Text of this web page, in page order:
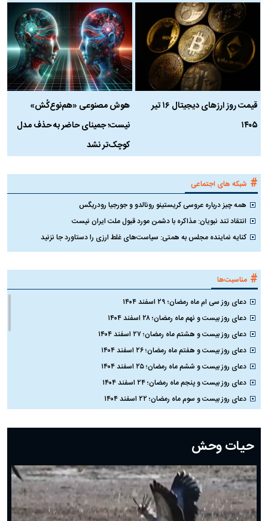
قیمت روز ارز‌های دیجیتال ۱۶ تیر
۱۴۰۵
هوش مصنوعی «هم‌نوع‌کُش»
نیست؛ جمینای حاضر به حذف مدل
کوچک‌تر نشد
# شبکه های اجتماعی
همه چیز درباره عروسی کریستینو رونالدو و جورجیا رودریگس
انتقاد تند نبویان: مذاکره با دشمن مورد قبول ملت ایران نیست
کنایه نماینده مجلس به همتی: سیاست‌های غلط ارزی را دستاورد جا نزنید
# مناسبت‌ها
دعای روز سی ام ماه رمضان؛ ۲۹ اسفند ۱۴۰۴
دعای روز بیست و نهم ماه رمضان؛ ۲۸ اسفند ۱۴۰۴
دعای روز بیست و هشتم ماه رمضان؛ ۲۷ اسفند ۱۴۰۴
دعای روز بیست و هفتم ماه رمضان؛ ۲۶ اسفند ۱۴۰۴
دعای روز بیست و ششم ماه رمضان؛ ۲۵ اسفند ۱۴۰۴
دعای روز بیست و پنجم ماه رمضان؛ ۲۴ اسفند ۱۴۰۴
دعای روز بیست و سوم ماه رمضان؛ ۲۲ اسفند ۱۴۰۴
دعای روز بیستم ماه رمضان؛ ۱۹ اسفند ۱۴۰۴
دعای روز هشتم ماه مبارک رمضان؛ ۷ اسفند ماه ۱۴۰۴
دعای روز هفتم ماه رمضان؛ ۶ اسفند ۱۴۰۴
دعای روز ششم ماه رمضان؛ ۵ اسفند ۱۴۰۴
دعای روز پنجم ماه رمضان؛ ۴ اسفند ۱۴۰۴
دعای روز چهارم ماه مبارک رمضان؛ ۳ اسفند ۱۴۰۴
حیات وحش